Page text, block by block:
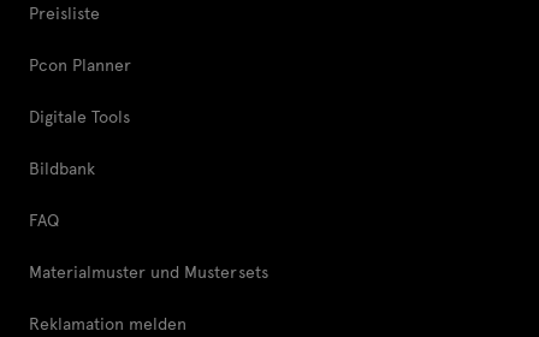
Preisliste
Pcon Planner
Digitale Tools
Bildbank
FAQ
Materialmuster und Mustersets
Reklamation melden